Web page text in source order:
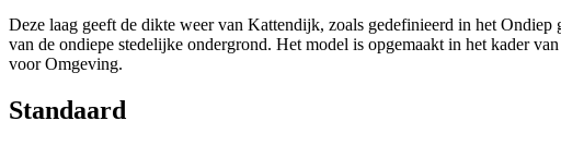
Deze laag geeft de dikte weer van Kattendijk, zoals gedefinieerd in het
van de ondiepe stedelijke ondergrond. Het model is opgemaakt in het kader
voor Omgeving.
Standaard